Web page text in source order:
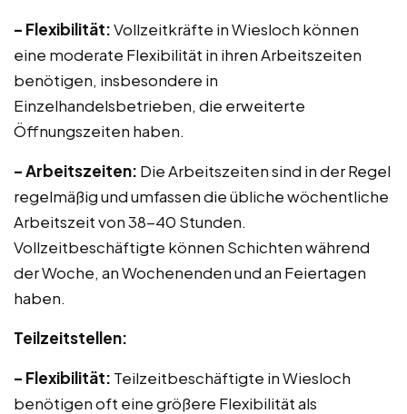
– Flexibilität:Vollzeitkräfte in Wiesloch können
eine moderate Flexibilität in ihren Arbeitszeiten
benötigen, insbesondere in
Einzelhandelsbetrieben, die erweiterte
Öffnungszeiten haben.
– Arbeitszeiten: Die Arbeitszeiten sind in der Regel
regelmäßig und umfassen die übliche wöchentliche
Arbeitszeit von 38-40 Stunden.
Vollzeitbeschäftigte können Schichten während
der Woche, an Wochenenden und an Feiertagen
haben.
Teilzeitstellen:
– Flexibilität: Teilzeitbeschäftigte in Wiesloch
benötigen oft eine größere Flexibilität als